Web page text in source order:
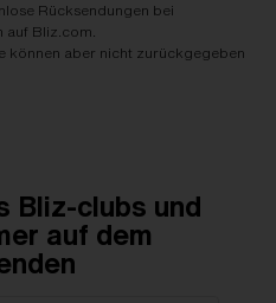
Rücksendungen bei
auf Bliz.com.
können aber nicht zurückgegeben
Bliz-clubs und
auf dem